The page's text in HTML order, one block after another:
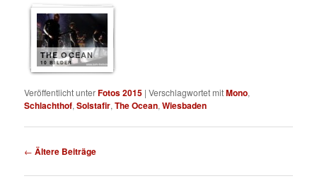
THE OCEAN
10 BILDER
Veröffentlicht unterFotos 2015 |Verschlagwortet mitMono,
Schlachthof,Solstafir,The Ocean,Wiesbaden
Beitragsnavigation
← Ältere Beiträge